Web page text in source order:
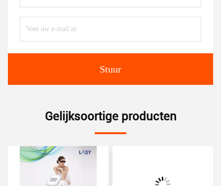
Stuur
Gelijksoortige producten